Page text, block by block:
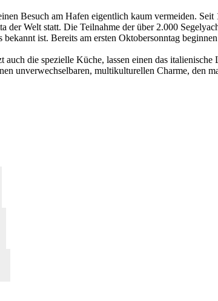
Besuch am Hafen eigentlich kaum vermeiden.
der Welt statt. Die Teilnahme der über 2.000
ist. Bereits am ersten Oktobersonntag
die spezielle Küche, lassen einen das
unverwechselbaren, multikulturellen Charme, den